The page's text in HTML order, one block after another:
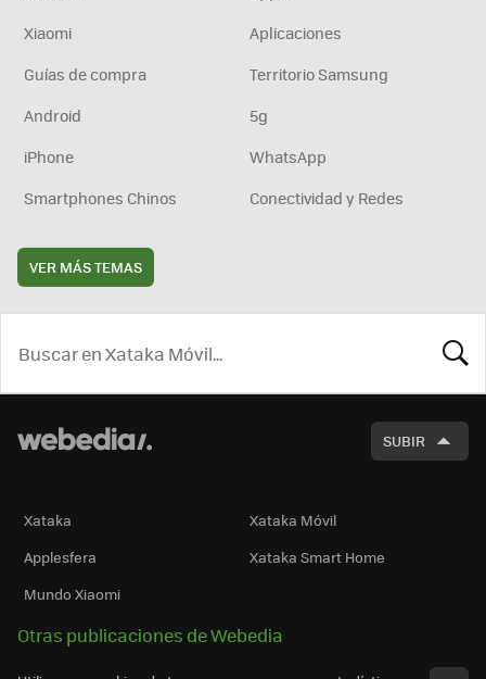
Xiaomi
Aplicaciones
Guías de compra
Territorio Samsung
Android
5g
iPhone
WhatsApp
Smartphones Chinos
Conectividad y Redes
VER MÁS TEMAS
SUBIR
Xataka
Xataka Móvil
Applesfera
Xataka Smart Home
Mundo Xiaomi
Otras publicaciones de Webedia